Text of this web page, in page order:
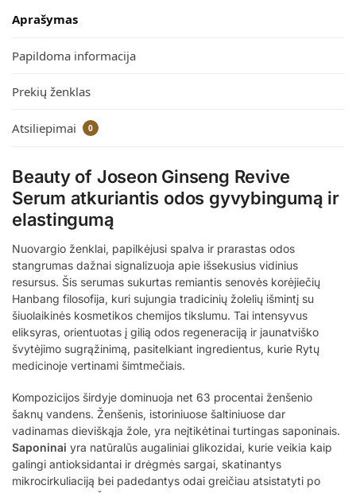
Aprašymas
Papildoma informacija
Prekių ženklas
Atsiliepimai 0
Beauty of Joseon Ginseng Revive
Serum atkuriantis odos gyvybingumą ir
elastingumą
Nuovargio ženklai, papilkėjusi spalva ir prarastas odos
stangrumas dažnai signalizuoja apie išsekusius vidinius
resursus. Šis serumas sukurtas remiantis senovės korėjiečių
Hanbang filosofija, kuri sujungia tradicinių žolelių išmintį su
šiuolaikinės kosmetikos chemijos tikslumu. Tai intensyvus
eliksyras, orientuotas į gilią odos regeneraciją ir jaunatviško
švytėjimo sugrąžinimą, pasitelkiant ingredientus, kurie Rytų
medicinoje vertinami šimtmečiais.
Kompozicijos širdyje dominuoja net 63 procentai ženšenio
šaknų vandens. Ženšenis, istoriniuose šaltiniuose dar
vadinamas dieviškąja žole, yra neįtikėtinai turtingas saponinais.
Saponinai yra natūralūs augaliniai glikozidai, kurie veikia kaip
galingi antioksidantai ir drėgmės sargai, skatinantys
mikrocirkuliaciją bei padedantys odai greičiau atsistatyti po